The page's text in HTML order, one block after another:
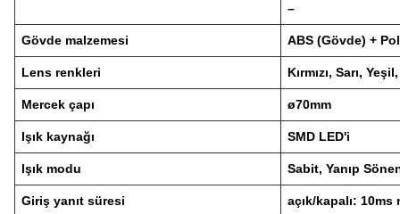
–
Gövde malzemesi ABS (Gövde) +
Lens renkleri Kırmızı, Sarı,
Mercek çapı ø70mm
Işık kaynağı SMD LED'i
Işık modu Sabit, Yanıp
Giriş yanıt süresi açık/kapalı: 10ms